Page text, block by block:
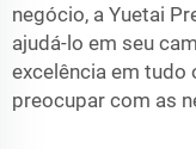
negócio, a Yuetai
ajudá-lo em seu
excelência em tudo
preocupar com as